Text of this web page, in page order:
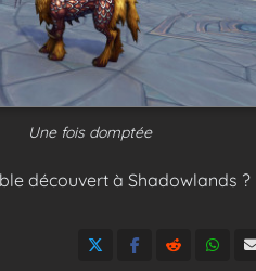
Une fois domptée
découvert à Shadowlands ?